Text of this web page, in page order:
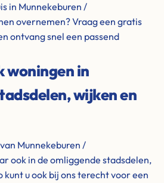
in Munnekeburen /
overnemen? Vraag een gratis
ontvang snel een passend
woningen in
wijken en
Munnekeburen /
ook in de omliggende stadsdelen,
kunt u ook bij ons terecht voor een